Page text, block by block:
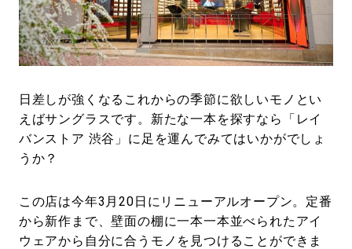
#LIFESTYLE #SNEAKER #OUTDOOR
#SPORTS #HANDSOME HANDBOOK
日差しが強くなるこれからの季節に欲しいモノとい
えばサングラスです。新たな一本を探すなら「レイ
バンストア 渋谷」に足を運んでみてはいかがでしょ
うか？
この店は今年3月20日にリニューアルオープン。定番
から新作まで、壁面の棚に一本一本並べられたアイ
ウェアから自分に合うモノを見つけることができま